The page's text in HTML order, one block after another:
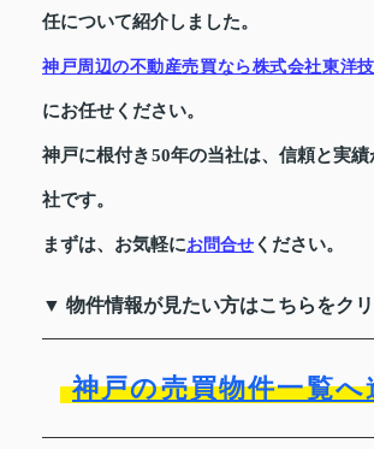
任について紹介しました。
神戸周辺の不動産売買なら株式会社東洋
にお任せください。
神戸に根付き50年の当社は、信頼と実
社です。
まずは、お気軽にお問合せ ください。
▼ 物件情報が見たい方はこちらをク
神戸の売買物件一覧へ